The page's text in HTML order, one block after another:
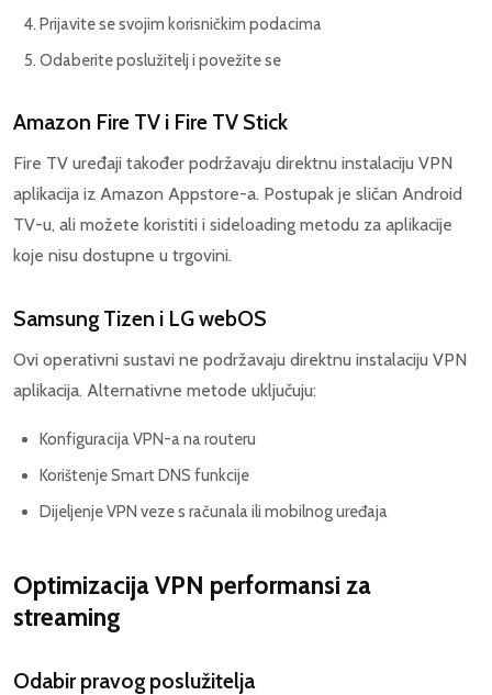
Prijavite se svojim korisničkim podacima
Odaberite poslužitelj i povežite se
Amazon Fire TV i Fire TV Stick
Fire TV uređaji također podržavaju direktnu instalaciju VPN
aplikacija iz Amazon Appstore-a. Postupak je sličan Android
TV-u, ali možete koristiti i sideloading metodu za aplikacije
koje nisu dostupne u trgovini.
Samsung Tizen i LG webOS
Ovi operativni sustavi ne podržavaju direktnu instalaciju VPN
aplikacija. Alternativne metode uključuju:
Konfiguracija VPN-a na routeru
Korištenje Smart DNS funkcije
Dijeljenje VPN veze s računala ili mobilnog uređaja
Optimizacija VPN performansi za
streaming
Odabir pravog poslužitelja